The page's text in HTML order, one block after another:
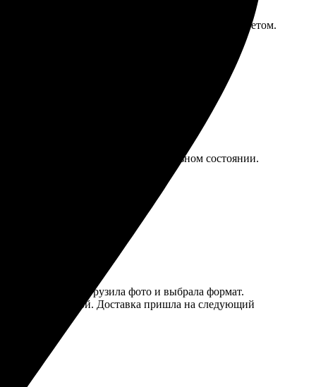
оформления простейший. Загрузила фото,
Качественная печать и отличная работа с цветом.
времени, всё пришло в идеальном состоянии.
снова!
легко загрузила фото и выбрала формат.
была мгновенной. Доставка пришла на следующий
всем!